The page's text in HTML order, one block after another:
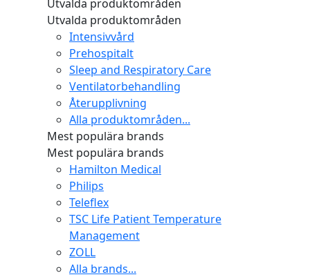
Utvalda produktområden
Utvalda produktområden
Intensivvård
Prehospitalt
Sleep and Respiratory Care
Ventilatorbehandling
Återupplivning
Alla produktområden...
Mest populära brands
Mest populära brands
Hamilton Medical
Philips
Teleflex
TSC Life Patient Temperature
Management
ZOLL
Alla brands...